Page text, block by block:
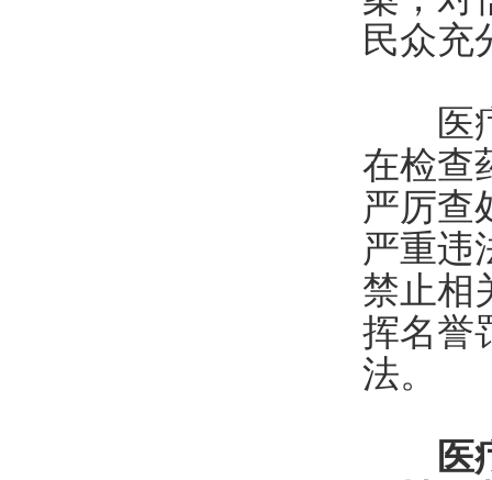
民众充
医疗
在检查
严厉查
严重违
禁止相
挥名誉
法。
医